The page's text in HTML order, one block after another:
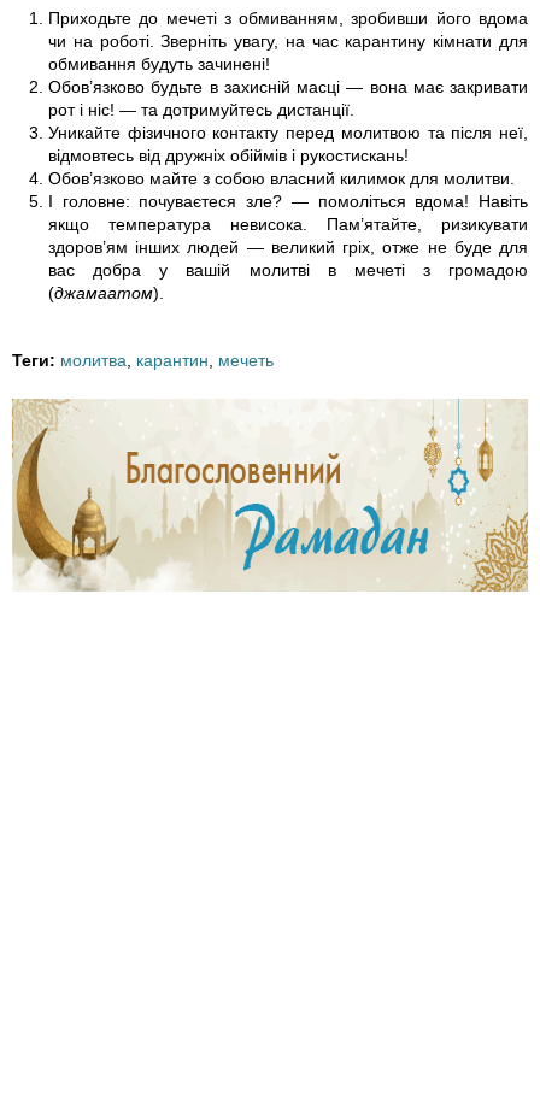
8
-
5
6
-
Приходьте до мечеті з обмиванням, зробивши його вдома
чи на роботі. Зверніть увагу, на час карантину кімнати для
обмивання будуть зачинені!
Обов’язково будьте в захисній масці — вона має закривати
рот і ніс! — та дотримуйтесь дистанції.
Уникайте фізичного контакту перед молитвою та після неї,
відмовтесь від дружніх обіймів і рукостискань!
Обов’язково майте з собою власний килимок для молитви.
І головне: почуваєтеся зле? — помоліться вдома! Навіть
якщо температура невисока. Пам’ятайте, ризикувати
здоров’ям інших людей — великий гріх, отже не буде для
вас добра у вашій молитві в мечеті з громадою
(джамаатом).
Теги: молитва карантин мечеть